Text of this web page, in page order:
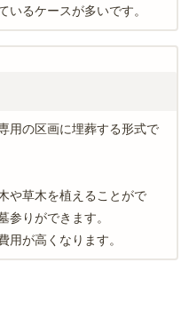
いるケースが多いです。
用の区画に埋葬する形式で
や草木を植えることがで
参りができます。
用が高くなります。